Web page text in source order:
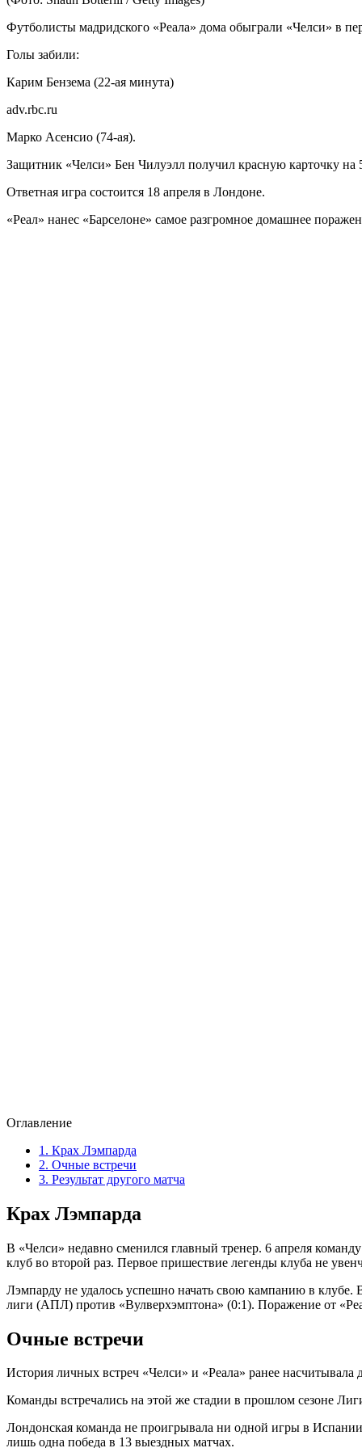
Футболисты мадридского «Реала» дома обыграли «Челси» в
Голы забили:
Карим Бензема (22-ая минута)
adv.rbc.ru
Марко Асенсио (74-ая).
Защитник «Челси» Бен Чилуэлл получил красную карточку на
Ответная игра состоится 18 апреля в Лондоне.
«Реал» нанес «Барселоне» самое разгромное домашнее
Оглавление
1. Крах Лэмпарда
2. Очные встречи
3. Результат другого матча
Крах Лэмпарда
В «Челси» недавно сменился главный тренер. 6 апреля
клуб во второй раз. Первое пришествие легенды клуба не
Лэмпарду не удалось успешно начать свою кампанию в клубе.
лиги (АПЛ) против «Вулверхэмптона» (0:1). Поражение от
Очные встречи
История личных встреч «Челси» и «Реала» ранее
Команды встречались на этой же стадии в прошлом сезоне
Лондонская команда не проигрывала ни одной игры в
лишь одна победа в 13 выездных матчах.